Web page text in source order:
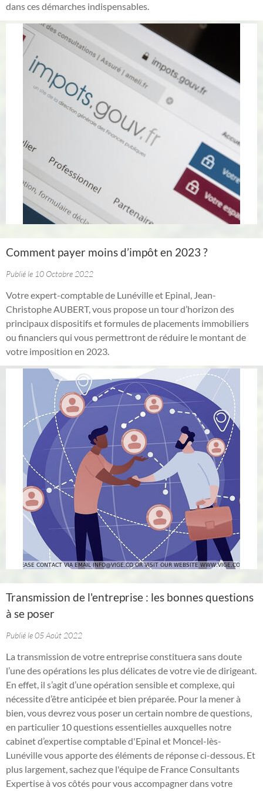
dans ces démarches indispensables.
Comment payer moins d’impôt en 2023 ?
Publié le 10 Octobre 2022
Votre expert-comptable de Lunéville et Epinal, Jean-
Christophe AUBERT, vous propose un tour d’horizon des
principaux dispositifs et formules de placements immobiliers
ou financiers qui vous permettront de réduire le montant de
votre imposition en 2023.
Transmission de l'entreprise : les bonnes questions
à se poser
Publié le 05 Août 2022
La transmission de votre entreprise constituera sans doute
l’une des opérations les plus délicates de votre vie de dirigeant.
En effet, il s’agit d’une opération sensible et complexe, qui
nécessite d’être anticipée et bien préparée. Pour la mener à
bien, vous devrez vous poser un certain nombre de questions,
en particulier 10 questions essentielles auxquelles notre
cabinet d’expertise comptable d'Epinal et Moncel-lès-
Lunéville vous apporte des éléments de réponse ci-dessous. Et
plus largement, sachez que l'équipe de France Consultants
Expertise à vos côtés pour vous accompagner dans votre